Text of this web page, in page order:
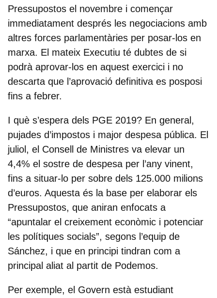
Pressupostos el novembre i començar
immediatament després les negociacions amb
altres forces parlamentàries per posar-los en
marxa. El mateix Executiu té dubtes de si
podrà aprovar-los en aquest exercici i no
descarta que l’aprovació definitiva es posposi
fins a febrer.
I què s’espera dels PGE 2019? En general,
pujades d’impostos i major despesa pública. El
juliol, el Consell de Ministres va elevar un
4,4% el sostre de despesa per l’any vinent,
fins a situar-lo per sobre dels 125.000 milions
d’euros. Aquesta és la base per elaborar els
Pressupostos, que aniran enfocats a
“apuntalar el creixement econòmic i potenciar
les polítiques socials”, segons l’equip de
Sánchez, i que en principi tindran com a
principal aliat al partit de Podemos.
Per exemple, el Govern està estudiant